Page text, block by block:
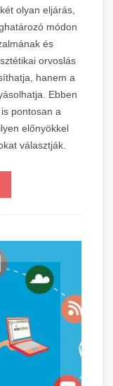
olyan eljárás,
módon
és
orvoslás
hanem a
Ebben
pontosan a
előnyökkel
választják.